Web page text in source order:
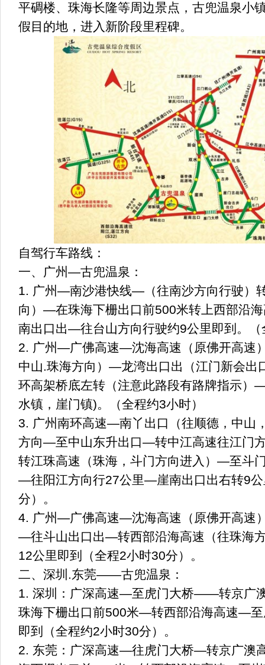
平碉楼、珠海长隆等周边景点，古兜温泉小
假目的地，进入新阶段里程碑。
自驾行车路线：
一、广州—古兜温泉：
1. 广州—南沙港快线—（往南沙方向行驶）
向）—在珠海下栅出口前500米转上西部沿
南出口出—往台山方向行驶约9公里即到。（
2. 广州—广佛高速—沈海高速（原佛开高速
中山.珠海方向）—龙湾出口出（江门新会
环高架桥底左转（注意此路段有路牌指示）
水镇，崖门镇)。（全程约3小时）
3. 广州南环高速—南丫出口（往顺德，中山
方向—至中山东升出口—转中江高速往江门
转江珠高速（珠海，斗门方向进入）—至斗
—往阳江方向行27公里—崖南出口出右转9
分）。
4. 广州—广佛高速—沈海高速（原佛开高速
—往斗山出口出—转西部沿海高速（往珠海
12公里即到（全程2小时30分）。
二、深圳.东莞——古兜温泉：
1. 深圳：广深高速—至虎门大桥——转京广
珠海下栅出口前500米—转西部沿海高速—
即到（全程约2小时30分）。
2. 东莞：广深高速—往虎门大桥—转京广澳